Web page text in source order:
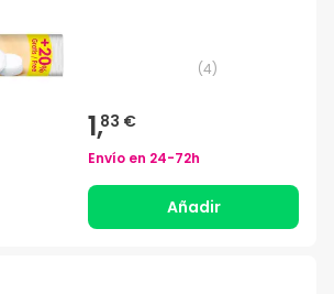
(4)
1,83 €
Envío en 24-72h
Añadir